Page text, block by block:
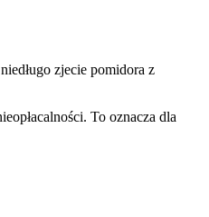
zjecie pomidora z
To oznacza dla